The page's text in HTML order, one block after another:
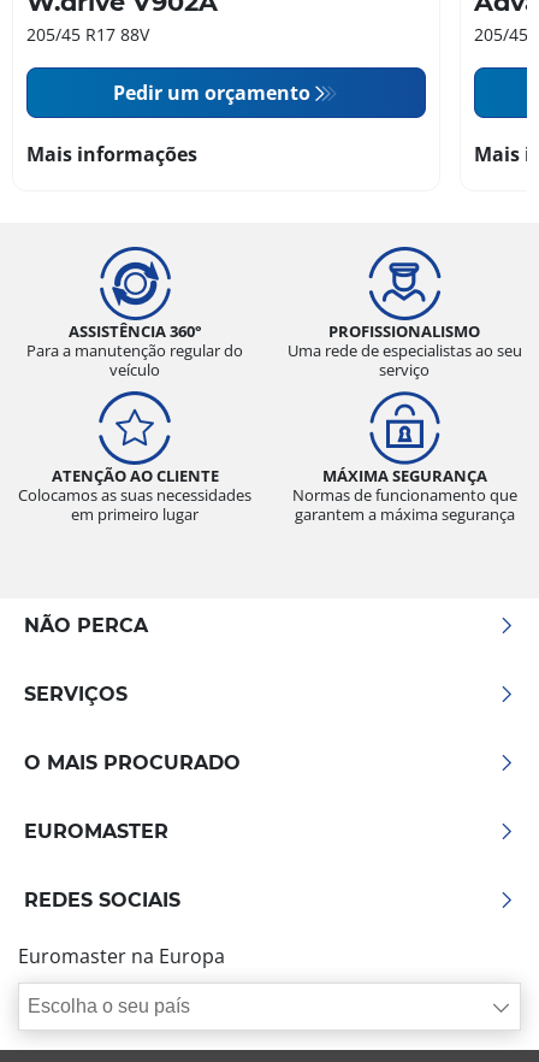
205/45 R17 88V
Pedir um orçamento
Mais informações
205/45
Mais
ASSISTÊNCIA 360°
Para a manutenção regular do
veículo
PROFISSIONALISMO
Uma rede de especialistas ao seu
serviço
ATENÇÃO AO CLIENTE
Colocamos as suas necessidades
em primeiro lugar
MÁXIMA SEGURANÇA
Normas de funcionamento que
garantem a máxima segurança
NÃO PERCA
SERVIÇOS
O MAIS PROCURADO
EUROMASTER
REDES SOCIAIS
Euromaster na Europa
Escolha o seu país